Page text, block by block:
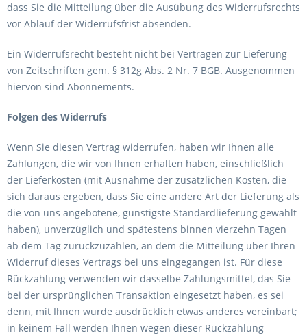
dass Sie die Mitteilung über die Ausübung des Widerrufsrechts
vor Ablauf der Widerrufsfrist absenden.
Ein Widerrufsrecht besteht nicht bei Verträgen zur Lieferung
von Zeitschriften gem. § 312g Abs. 2 Nr. 7 BGB. Ausgenommen
hiervon sind Abonnements.
Folgen des Widerrufs
Wenn Sie diesen Vertrag widerrufen, haben wir Ihnen alle
Zahlungen, die wir von Ihnen erhalten haben, einschließlich
der Lieferkosten (mit Ausnahme der zusätzlichen Kosten, die
sich daraus ergeben, dass Sie eine andere Art der Lieferung als
die von uns angebotene, günstigste Standardlieferung gewählt
haben), unverzüglich und spätestens binnen vierzehn Tagen
ab dem Tag zurückzuzahlen, an dem die Mitteilung über Ihren
Widerruf dieses Vertrags bei uns eingegangen ist. Für diese
Rückzahlung verwenden wir dasselbe Zahlungsmittel, das Sie
bei der ursprünglichen Transaktion eingesetzt haben, es sei
denn, mit Ihnen wurde ausdrücklich etwas anderes vereinbart;
in keinem Fall werden Ihnen wegen dieser Rückzahlung